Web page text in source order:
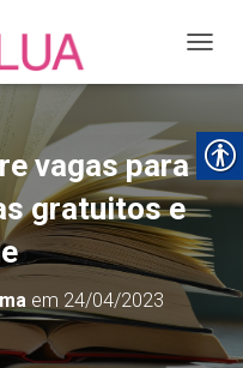
vagas para 6
gratuitos e
em 24/04/2023